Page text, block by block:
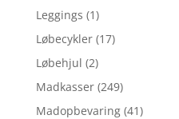
Leggings (1)
Løbecykler (17)
Løbehjul (2)
Madkasser (249)
Madopbevaring (41)